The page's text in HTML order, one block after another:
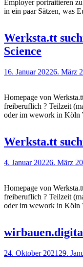
Employer portraitieren
in ein paar Sätzen, was
Werksta.tt
Science
16. Januar 20226. März
Homepage von
freiberuflich ? Teilzeit
oder im wework in Köln
Werksta.tt
4. Januar 20226. März
Homepage von
freiberuflich ? Teilzeit
oder im wework in Köln
24. Oktober 2021 29.